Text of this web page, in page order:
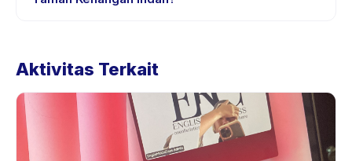
aktivitas di aplikasi. Kebanyakan penyedia mengizinkan
sebelumnya.
Aktivitas Terkait